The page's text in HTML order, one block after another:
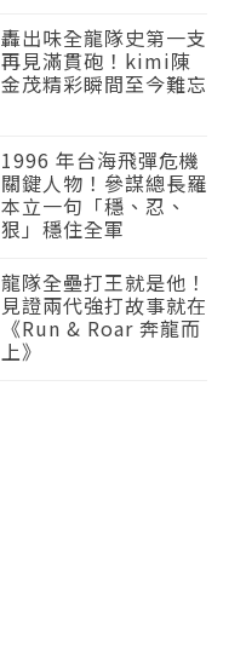
轟出味全龍隊史第一支
再見滿貫砲！kimi陳
金茂精彩瞬間至今難忘
1996 年台海飛彈危機
關鍵人物！參謀總長羅
本立一句「穩、忍、
狠」穩住全軍
龍隊全壘打王就是他！
見證兩代強打故事就在
《Run & Roar 奔龍而
上》